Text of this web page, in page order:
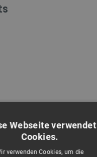
Webseite verwendet
Cookies.
verwenden Cookies, um die